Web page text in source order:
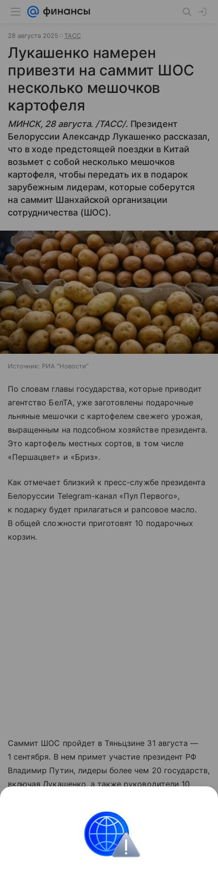
28 августа 2025 ТАСС
Лукашенко намерен
привезти на саммит ШОС
несколько мешочков
картофеля
МИНСК, 28 августа. /ТАСС/. Президент
Белоруссии Александр Лукашенко рассказал,
что в ходе предстоящей поездки в Китай
возьмет с собой несколько мешочков
картофеля, чтобы передать их в подарок
зарубежным лидерам, которые соберутся
на саммит Шанхайской организации
сотрудничества (ШОС).
Источник: РИА "Новости"
По словам главы государства, которые приводит
агентство БелТА, уже заготовлены подарочные
льняные мешочки с картофелем свежего урожая,
выращенным на подсобном хозяйстве президента.
Это картофель местных сортов, в том числе
«Першацвет» и «Бриз».
Как отмечает близкий к пресс-службе президента
Белоруссии Telegram-канал «Пул Первого»,
к подарку будет прилагаться и рапсовое масло.
В общей сложности приготовят 10 подарочных
корзин.
Саммит ШОС пройдет в Тяньцзине 31 августа —
1 сентября. В нем примет участие президент РФ
Владимир Путин, лидеры более чем 20 государств,
включая Лукашенко, а также руководители 10
Решение о приеме Белоруссии в Шанхайскую
организацию сотрудничества было принято в июле
2024 года на саммите объединения в Астане.